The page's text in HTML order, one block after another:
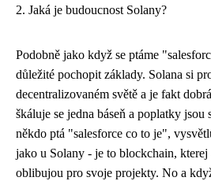
2. Jaká je budoucnost Solany?
Podobně jako když se ptáme "
důležité pochopit základy. Solana si
decentralizovaném světě a je fakt
škáluje se jedna báseň a poplatky jsou
někdo ptá "salesforce co to je",
jako u Solany - je to blockchain,
oblibujou pro svoje projekty. No a